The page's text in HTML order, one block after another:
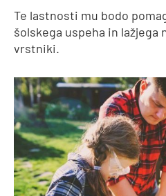
Te lastnosti mu bodo
šolskega uspeha in lažjega
vrstniki.